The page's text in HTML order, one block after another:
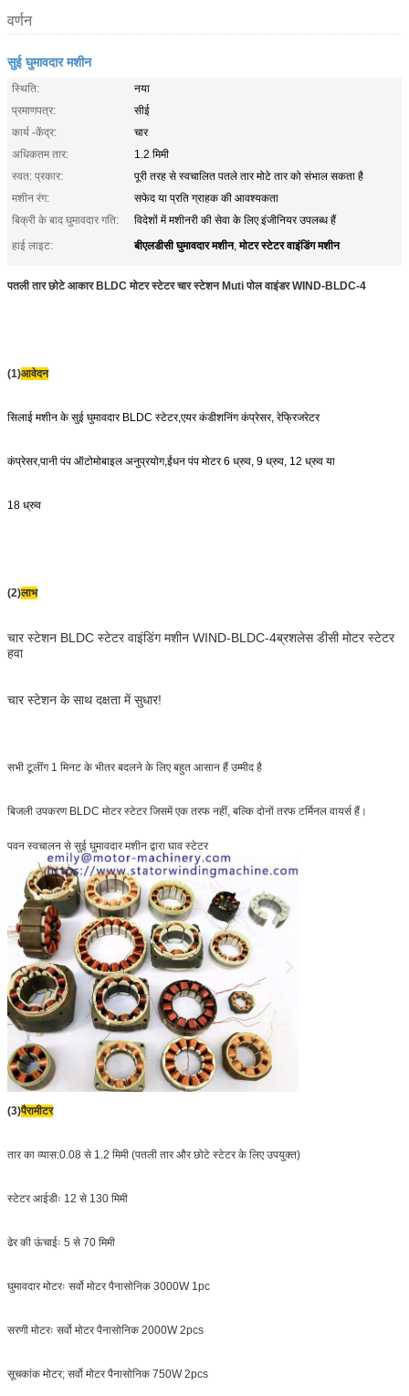
वर्णन
सुई घुमावदार मशीन
स्थिति:
नया
प्रमाणपत्र:
सीई
कार्य -केंद्र:
चार
अधिकतम तार:
1.2 मिमी
स्वत: प्रकार:
पूरी तरह से स्वचालित पतले तार मोटे तार को संभाल सकता है
मशीन रंग:
सफेद या प्रति ग्राहक की आवश्यकता
बिक्री के बाद घुमावदार गति:
विदेशों में मशीनरी की सेवा के लिए इंजीनियर उपलब्ध हैं
हाई लाइट:
बीएलडीसी घुमावदार मशीन,मोटर स्टेटर वाइंडिंग मशीन
पतली तार छोटे आकार BLDC मोटर स्टेटर चार स्टेशन Muti पोल वाइंडर WIND-BLDC-4
(1)आवेदन
सिलाई मशीन के सुई घुमावदार BLDC स्टेटर,एयर कंडीशनिंग कंप्रेसर, रेफ्रिजरेटर
कंप्रेसर,पानी पंप ऑटोमोबाइल अनुप्रयोग,ईंधन पंप मोटर 6 ध्रुव, 9 ध्रुव, 12 ध्रुव या
18 ध्रुव
(2)लाभ
चार स्टेशन BLDC स्टेटर वाइंडिंग मशीन WIND-BLDC-4ब्रशलेस डीसी मोटर स्टेटर
हवा
चार स्टेशन के साथ दक्षता में सुधार!
सभी टूलींग 1 मिनट के भीतर बदलने के लिए बहुत आसान हैं उम्मीद है
बिजली उपकरण BLDC मोटर स्टेटर जिसमें एक तरफ नहीं, बल्कि दोनों तरफ टर्मिनल वायर्स हैं।
पवन स्वचालन से सुई घुमावदार मशीन द्वारा घाव स्टेटर
(3)पैरामीटर
तार का व्यास:0.08 से 1.2 मिमी (पतली तार और छोटे स्टेटर के लिए उपयुक्त)
स्टेटर आईडीः 12 से 130 मिमी
ढेर की ऊंचाईः 5 से 70 मिमी
घुमावदार मोटरः सर्वो मोटर पैनासोनिक 3000W 1pc
सरणी मोटरः सर्वो मोटर पैनासोनिक 2000W 2pcs
सूचकांक मोटर; सर्वो मोटर पैनासोनिक 750W 2pcs